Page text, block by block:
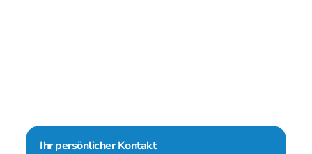
Seitenspalte
Ihr persönlicher Kontakt